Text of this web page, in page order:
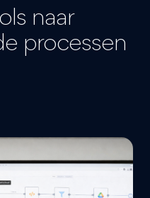
naar
processen